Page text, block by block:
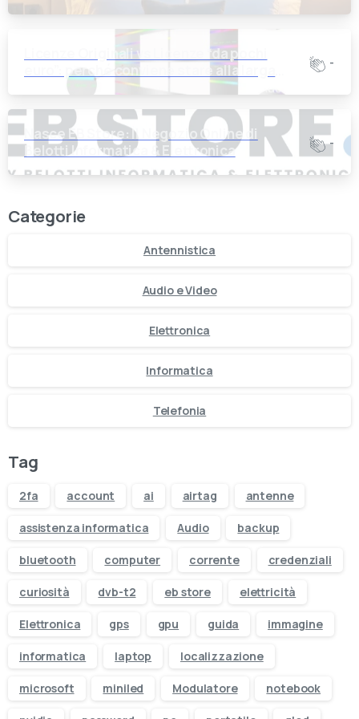
Licenze Originali vs Licenze “da pochi
euro”: perché conviene stare alla larga
dalle offerte troppo belle
-
Nasce EB Store: Il Negozio Online di
Belotti Informatica & Elettronica
-
Categorie
Antennistica
Audio e Video
Elettronica
Informatica
Telefonia
Tag
2fa account ai airtag antenne
assistenza informatica Audio backup
bluetooth computer corrente credenziali
curiosità dvb-t2 eb store elettricità
Elettronica gps gpu guida immagine
informatica laptop localizzazione
microsoft miniled Modulatore notebook
Visita il nostro negozio online
Oltre 50.000 prodotti di elettronica e
ordinalo in pochi clic e ricevilo comodamente a